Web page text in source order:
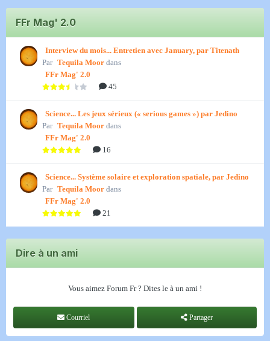
FFr Mag' 2.0
Interview du mois... Entretien avec January, par Titenath
Par Tequila Moor dans
FFr Mag' 2.0
45
Science... Les jeux sérieux (« serious games ») par Jedino
Par Tequila Moor dans
FFr Mag' 2.0
16
Science... Système solaire et exploration spatiale, par Jedino
Par Tequila Moor dans
FFr Mag' 2.0
21
Dire à un ami
Vous aimez Forum Fr ? Dites le à un ami !
Courriel Partager